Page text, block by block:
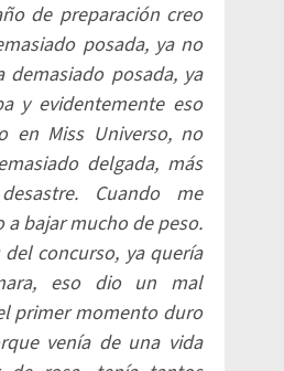
de preparación creo
posada, ya no
demasiado posada, ya
y evidentemente eso
en Miss Universo, no
delgada, más
Cuando me
bajar mucho de peso.
concurso, ya quería
eso dio un mal
primer momento duro
venía de una vida